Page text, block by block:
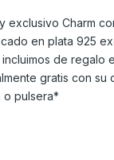
exclusivo Charm
en plata 925
de regalo
gratis con su
o pulsera*